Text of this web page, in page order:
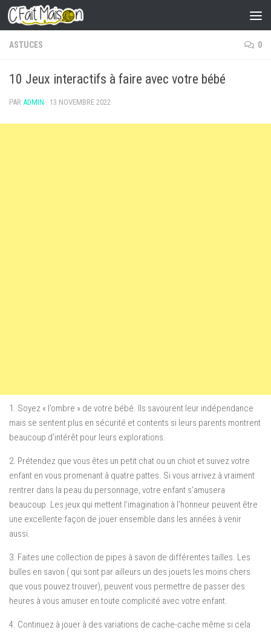
Skip to content
ASTUCES 0
10 Jeux interactifs à faire avec votre bébé
PAR ADMIN · 13 NOVEMBRE 2022
1. Soyez « l’ombre » de votre bébé. Ils savourent leur indépendance
mais se sentent plus en sécurité et contents si leurs parents montrent
beaucoup d’intérêt pour leurs explorations.
2. Prétendez que vous êtes un petit chat ou un chiot et suivez votre
enfant en vous promenant à quatre pattes. Si vous arrivez à vraiment
rentrer dans la peau du personnage, votre enfant s’amusera
beaucoup. Les jeux qui mettent l’imagination à l’honneur peuvent être
une excellente façon de jouer ensemble dans les années à venir
aussi.
3. Faites une collection de pipes à savon de différentes tailles. Les
bulles en savon ( qui sont par ailleurs un des jouets les moins chers
que vous pouvez trouver), peuvent vous permettre de passer des
heures à vous amuser en toute complicité avec votre enfant.
4. Continuez à jouer à des variations de cache-cache même si cela